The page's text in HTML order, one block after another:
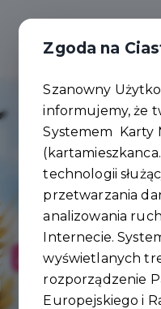
Jedna Karta,
wiele korzyści
Zarejestruj się
Zgoda na
Szanowny
informujemy, że
Systemem Karty
technologii
przetwarzania
analizowania
Internecie.
wyświetlanych
rozporządzenie
Europejskiego i